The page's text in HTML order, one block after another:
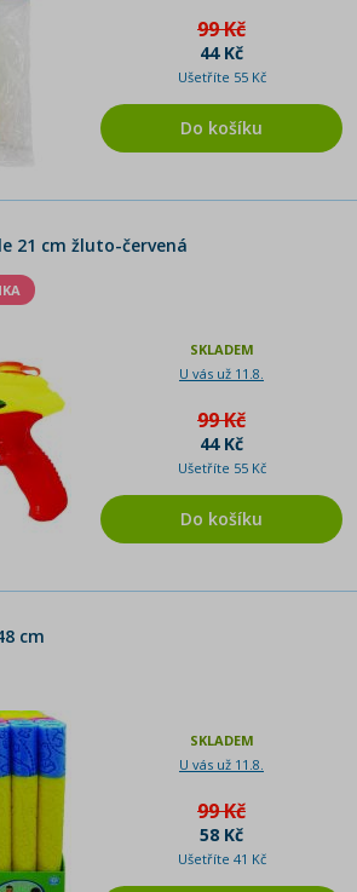
99 Kč
44 Kč
Ušetříte 55 Kč
Do košíku
21 cm žluto-červená
SKLADEM
U vás už 11.8.
99 Kč
44 Kč
Ušetříte 55 Kč
Do košíku
cm
SKLADEM
U vás už 11.8.
99 Kč
58 Kč
Ušetříte 41 Kč